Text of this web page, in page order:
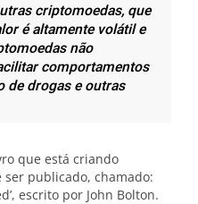
criptomoedas, que
é altamente volátil e
não
comportamentos
de drogas e outras
que está criando
publicado, chamado:
escrito por John Bolton.